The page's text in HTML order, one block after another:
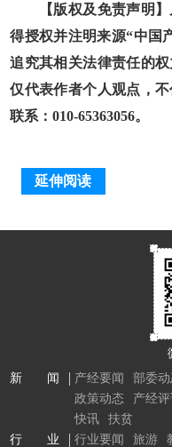
【版权及免责声明】
得授权并注明来源“中国
追究其相关法律责任的
仅代表作者个人观点，
联系：010-65363056。
延伸阅读
新 闻
产经要闻 部委
政策动态
产经评
快讯
扶贫
行 业
行业要闻 旅游